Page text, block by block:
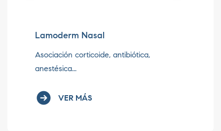
Lamoderm Nasal
Asociación corticoide, antibiótica,
anestésica...
VER MÁS